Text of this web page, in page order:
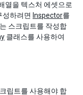
열을 텍스처 에셋으로
성하려면 Inspector를
스크립트를 작성합
클래스를 사용하여
립트를 사용해야 합